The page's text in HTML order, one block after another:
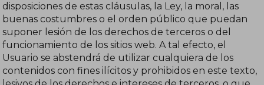
disposiciones de estas cláusulas, la Ley, la moral, las
buenas costumbres o el orden público que puedan
suponer lesión de los derechos de terceros o del
funcionamiento de los sitios web. A tal efecto, el
Usuario se abstendrá de utilizar cualquiera de los
contenidos con fines ilícitos y prohibidos en este texto,